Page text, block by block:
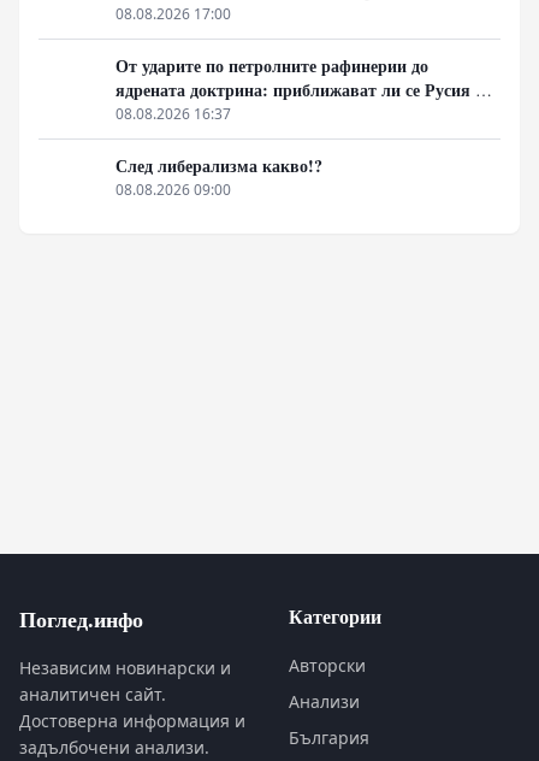
08.08.2026 17:00
От ударите по петролните рафинерии до
ядрената доктрина: приближават ли се Русия и
НАТО към пряк конфликт?
08.08.2026 16:37
След либерализма какво!?
08.08.2026 09:00
Поглед.инфо
Независим новинарски и
аналитичен сайт.
Достоверна информация и
задълбочени анализи.
Категории
Авторски
Анализи
България